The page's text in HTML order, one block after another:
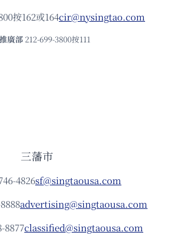
按162或164cir@nysingtao.com
廣部 212-699-3800按111
三藩市
4826sf@singtaousa.com
advertising@singtaousa.com
8877classified@singtaousa.com